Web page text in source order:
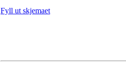
Fyll ut skjemaet